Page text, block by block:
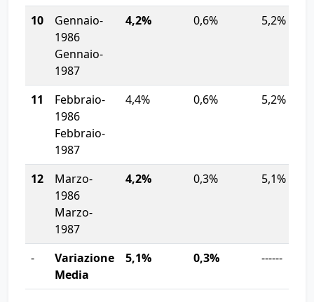
10
Gennaio-
1986
Gennaio-
1987
4,2% 0,6% 5,2%
11
Febbraio-
1986
Febbraio-
1987
4,4% 0,6% 5,2%
12
Marzo-
1986
Marzo-
1987
4,2% 0,3% 5,1%
-
Variazione
Media
5,1% 0,3% ------